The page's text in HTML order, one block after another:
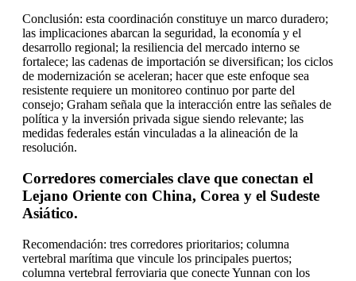
Conclusión: esta coordinación constituye un marco duradero;
las implicaciones abarcan la seguridad, la economía y el
desarrollo regional; la resiliencia del mercado interno se
fortalece; las cadenas de importación se diversifican; los ciclos
de modernización se aceleran; hacer que este enfoque sea
resistente requiere un monitoreo continuo por parte del
consejo; Graham señala que la interacción entre las señales de
política y la inversión privada sigue siendo relevante; las
medidas federales están vinculadas a la alineación de la
resolución.
Corredores comerciales clave que conectan el
Lejano Oriente con China, Corea y el Sudeste
Asiático.
Recomendación: tres corredores prioritarios; columna
vertebral marítima que vincule los principales puertos;
columna vertebral ferroviaria que conecte Yunnan con los